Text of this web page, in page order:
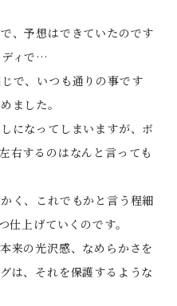
、予想はできていたのです
ィで…
で、いつも通りの事です
ました。
になってしまいますが、ボ
右するのはなんと言っても
く、これでもかと言う程細
仕上げていくのです。
来の光沢感、なめらかさを
は、それを保護するような